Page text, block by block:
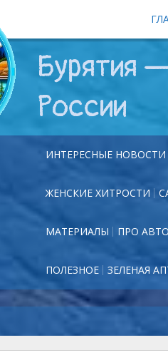
Бурятия
России
ИНТЕРЕСНЫЕ НОВОСТИ
ЖЕНСКИЕ ХИТРОСТИ
МАТЕРИАЛЫ ПРО АВТО
ПОЛЕЗНОЕ ЗЕЛЕНАЯ